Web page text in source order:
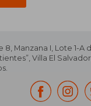
8, Manzana I, Lote 1-A
Villa El